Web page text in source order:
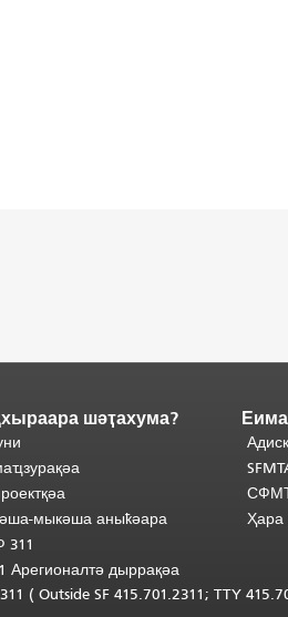
Ари
шәҭахума?
мыкәша аныҟәара
311
Арегионалтә дыррақәа
Ҳара
( Outside SF 415.701.2311; TTY